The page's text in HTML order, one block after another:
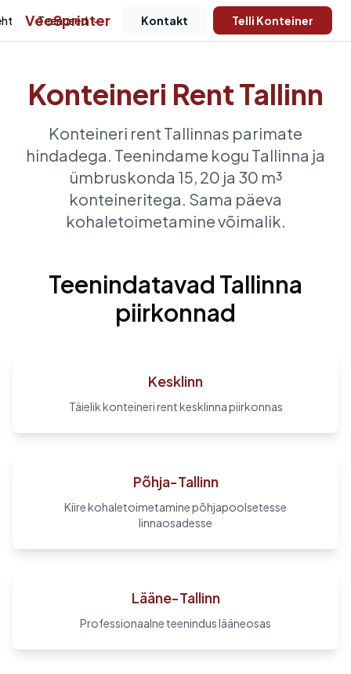
VeoSprinter
Teenused Jäätmeliigid Meist Eesti
Kontakt Telli Konteiner
Konteineri Rent Tallinn
Konteineri rent Tallinnas parimate
hindadega. Teenindame kogu Tallinna ja
ümbruskonda 15, 20 ja 30 m³
konteineritega. Sama päeva
kohaletoimetamine võimalik.
Teenindatavad Tallinna
piirkonnad
Kesklinn
Täielik konteineri rent kesklinna piirkonnas
Põhja-Tallinn
Kiire kohaletoimetamine põhjapoolsetesse
linnaosadesse
Lääne-Tallinn
Professionaalne teenindus lääneosas